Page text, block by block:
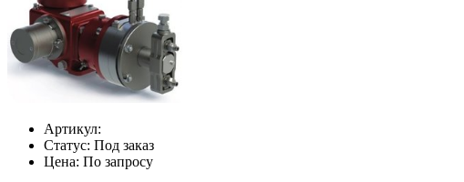
Артикул:
Статус: Под заказ
Цена: По запросу